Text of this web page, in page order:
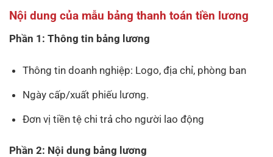
Nội dung của mẫu bảng thanh toán tiền lương
Phần 1: Thông tin bảng lương
Thông tin doanh nghiệp: Logo, địa chỉ, phòng ban
Ngày cấp/xuất phiếu lương.
Đơn vị tiền tệ chi trả cho người lao động
Phần 2: Nội dung bảng lương